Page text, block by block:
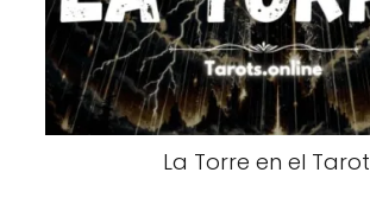
La Torre en el Tarot